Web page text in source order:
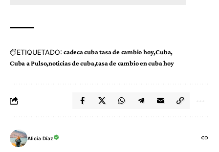
ETIQUETADO: cadeca cuba tasa de cambio hoy Cuba
Cuba a Pulso noticias de cuba tasa de cambio en cuba hoy
Alicia Díaz